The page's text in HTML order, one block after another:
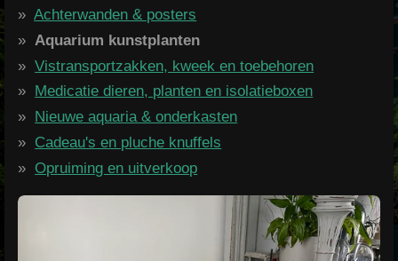
Achterwanden & posters
Aquarium kunstplanten
Vistransportzakken, kweek en toebehoren
Medicatie dieren, planten en isolatieboxen
Nieuwe aquaria & onderkasten
Cadeau's en pluche knuffels
Opruiming en uitverkoop